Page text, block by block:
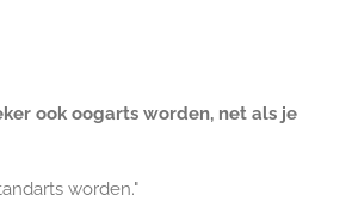
ook oogarts worden, net als je
worden."